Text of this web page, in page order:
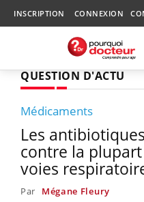
INSCRIPTION CONNEXION
QUESTION D'ACTU
Médicaments
Les
contre la
voies
Par Mégane Fleury